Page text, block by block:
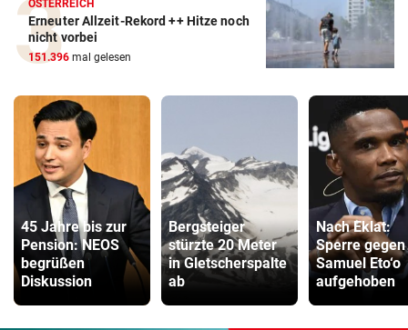
ÖSTERREICH
Erneuter Allzeit-Rekord ++ Hitze noch
nicht vorbei
151.396 mal gelesen
45 Jahre bis zur
Pension: NEOS
begrüßen
Diskussion
Bergsteiger
stürzte 20 Meter
in Gletscherspalte
ab
Nach Eklat:
Sperre gegen
Samuel Eto‘o
aufgehoben